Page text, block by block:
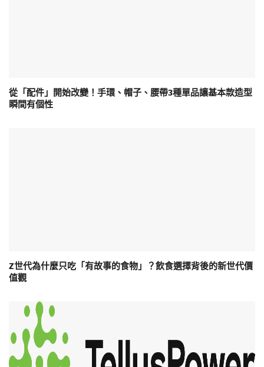
從「配件」開始改變！手環、帽子、腰帶3種單品讓基本款造型
瞬間有個性
Z世代為什麼只吃「有故事的食物」？飲食選擇背後的新世代價
值觀